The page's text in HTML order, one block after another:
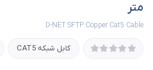
متر
D-NET SFTP Copper Cat5 Cable
کابل شبکه CAT5